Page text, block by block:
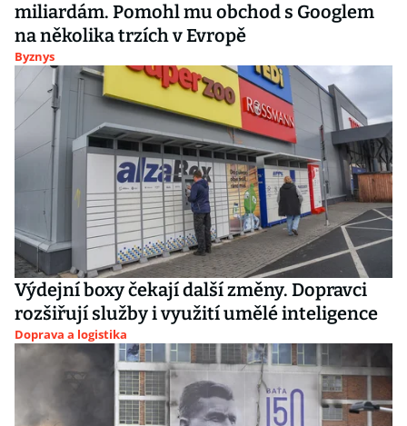
miliardám. Pomohl mu obchod s Googlem
na několika trzích v Evropě
Byznys
Výdejní boxy čekají další změny. Dopravci
rozšiřují služby i využití umělé inteligence
Doprava a logistika